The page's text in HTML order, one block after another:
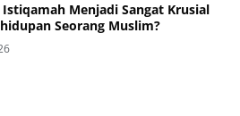
Istiqamah Menjadi Sangat Krusial
Seorang Muslim?